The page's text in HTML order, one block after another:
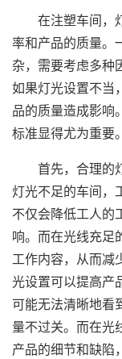
在注塑车间，
率和产品的质量。
杂，需要考虑多种
如果灯光设置不当
品的质量造成影响
标准显得尤为重要。
首先，合理的
灯光不足的车间，
不仅会降低工人的
响。而在光线充足
工作内容，从而减
光设置可以提高产
可能无法清晰地看
量不过关。而在光
产品的细节和缺陷